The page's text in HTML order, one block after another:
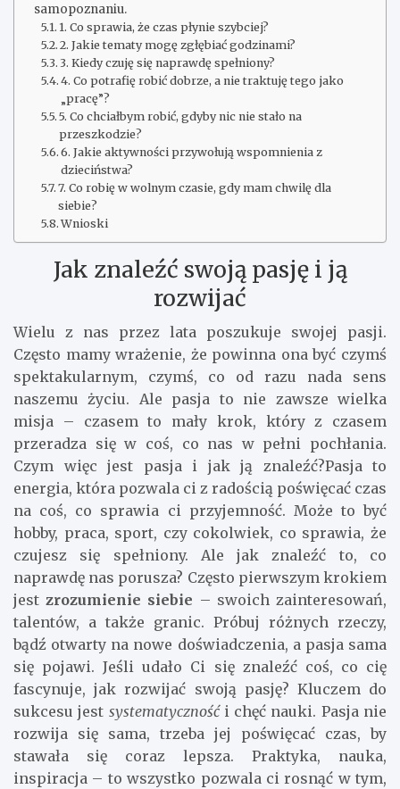
samopoznaniu.
1. Co sprawia, że czas płynie szybciej?
2. Jakie tematy mogę zgłębiać godzinami?
3. Kiedy czuję się naprawdę spełniony?
4. Co potrafię robić dobrze, a nie traktuję tego jako
„pracę”?
5. Co chciałbym robić, gdyby nic nie stało na
przeszkodzie?
6. Jakie aktywności przywołują wspomnienia z
dzieciństwa?
7. Co robię w wolnym czasie, gdy mam chwilę dla
siebie?
Wnioski
Jak znaleźć swoją pasję i ją
rozwijać
Wielu z nas przez lata poszukuje swojej pasji.
Często mamy wrażenie, że powinna ona być czymś
spektakularnym, czymś, co od razu nada sens
naszemu życiu. Ale pasja to nie zawsze wielka
misja – czasem to mały krok, który z czasem
przeradza się w coś, co nas w pełni pochłania.
Czym więc jest pasja i jak ją znaleźć?Pasja to
energia, która pozwala ci z radością poświęcać czas
na coś, co sprawia ci przyjemność. Może to być
hobby, praca, sport, czy cokolwiek, co sprawia, że
czujesz się spełniony. Ale jak znaleźć to, co
naprawdę nas porusza? Często pierwszym krokiem
jestzrozumienie siebie – swoich zainteresowań,
talentów, a także granic. Próbuj różnych rzeczy,
bądź otwarty na nowe doświadczenia, a pasja sama
się pojawi. Jeśli udało Ci się znaleźć coś, co cię
fascynuje, jak rozwijać swoją pasję? Kluczem do
sukcesu jest systematycznośći chęć nauki. Pasja nie
rozwija się sama, trzeba jej poświęcać czas, by
stawała się coraz lepsza. Praktyka, nauka,
inspiracja – to wszystko pozwala ci rosnąć w tym,